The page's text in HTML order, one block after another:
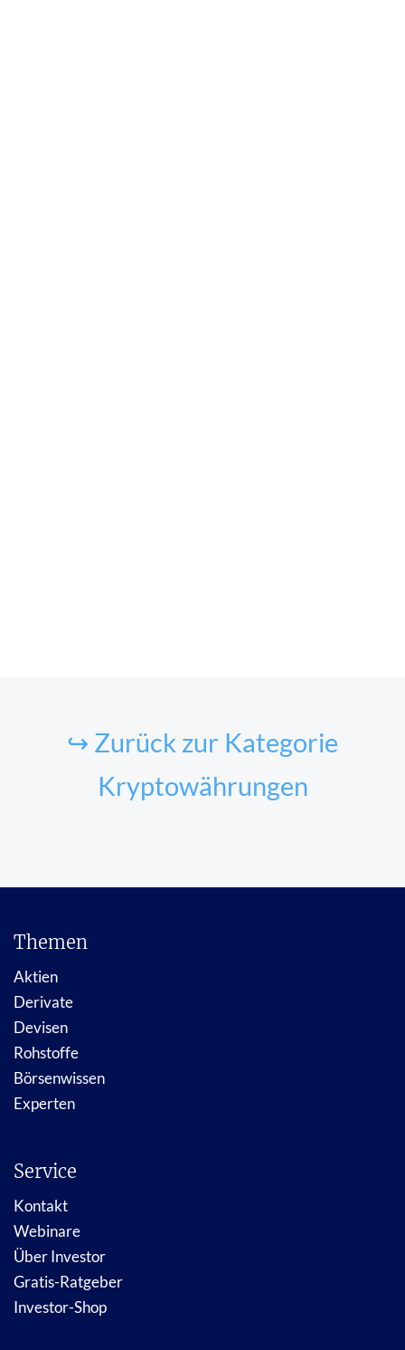
↪ Zurück zur Kategorie
Kryptowährungen
Themen
Aktien
Derivate
Devisen
Rohstoffe
Börsenwissen
Experten
Service
Kontakt
Webinare
Über Investor
Gratis-Ratgeber
Investor-Shop